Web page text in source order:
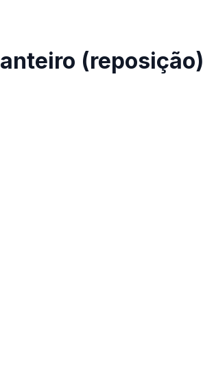
(reposição)